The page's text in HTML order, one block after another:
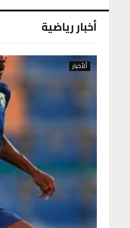
أخبار رياضية
ألأخبار